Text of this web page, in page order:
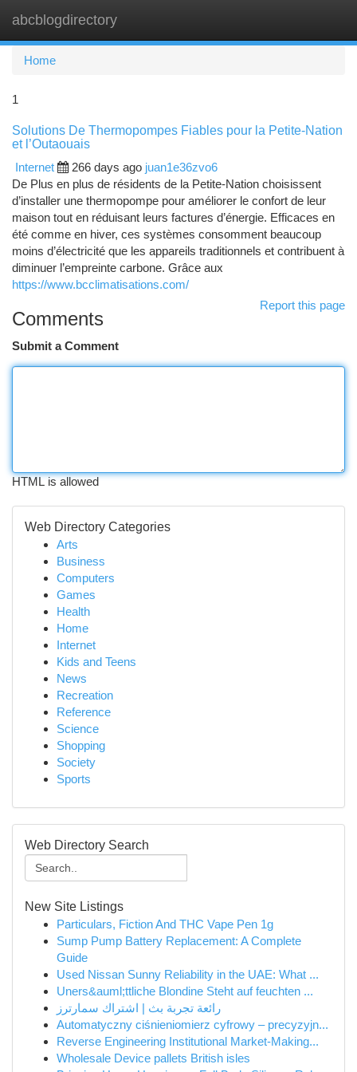
abcblogdirectory
Home
1
Solutions De Thermopompes Fiables pour la Petite-Nation
et l’Outaouais
Internet
266 days ago juan1e36zvo6
De Plus en plus de résidents de la Petite-Nation choisissent
d’installer une thermopompe pour améliorer le confort de leur
maison tout en réduisant leurs factures d’énergie. Efficaces en
été comme en hiver, ces systèmes consomment beaucoup
moins d’électricité que les appareils traditionnels et contribuent à
diminuer l’empreinte carbone. Grâce aux
https://www.bcclimatisations.com/
Report this page
Comments
Submit a Comment
HTML is allowed
Web Directory Categories
Arts
Business
Computers
Games
Health
Home
Internet
Kids and Teens
News
Recreation
Reference
Science
Shopping
Society
Sports
Web Directory Search
New Site Listings
Particulars, Fiction And THC Vape Pen 1g
Sump Pump Battery Replacement: A Complete
Guide
Used Nissan Sunny Reliability in the UAE: What ...
Uners&auml;ttliche Blondine Steht auf feuchten ...
رائعة تجربة بث | اشتراك سمارترز
Automatyczny ciśnieniomierz cyfrowy – precyzyjn...
Reverse Engineering Institutional Market-Making...
Wholesale Device pallets British isles